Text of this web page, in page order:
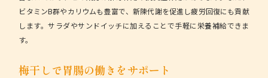
ビタミンB群やカリウムも豊富で、新陳代謝を促進し疲労回復にも貢献
します。サラダやサンドイッチに加えることで手軽に栄養補給できま
す。
梅干しで胃腸の働きをサポート